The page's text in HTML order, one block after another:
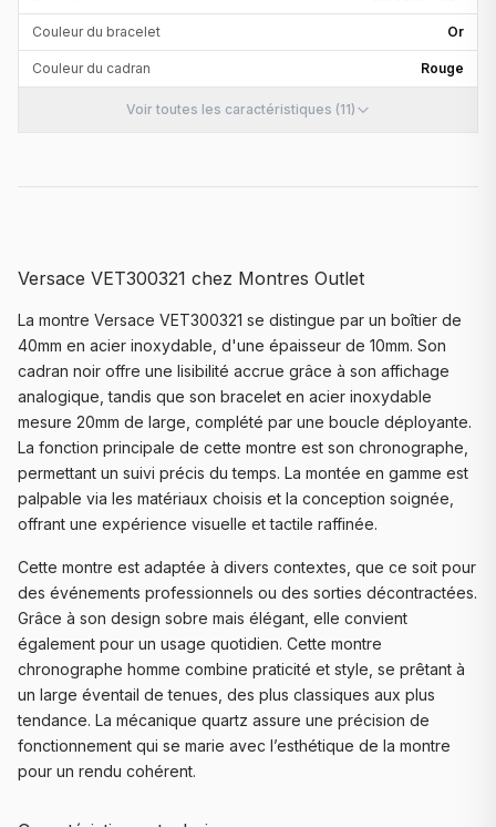
Couleur du bracelet Or
Couleur du cadran Rouge
Voir toutes les caractéristiques (11)
Versace VET300321 chez Montres Outlet
La montre Versace VET300321 se distingue par un boîtier de
40mm en acier inoxydable, d'une épaisseur de 10mm. Son
cadran noir offre une lisibilité accrue grâce à son affichage
analogique, tandis que son bracelet en acier inoxydable
mesure 20mm de large, complété par une boucle déployante.
La fonction principale de cette montre est son chronographe,
permettant un suivi précis du temps. La montée en gamme est
palpable via les matériaux choisis et la conception soignée,
offrant une expérience visuelle et tactile raffinée.
Cette montre est adaptée à divers contextes, que ce soit pour
des événements professionnels ou des sorties décontractées.
Grâce à son design sobre mais élégant, elle convient
également pour un usage quotidien. Cette montre
chronographe homme combine praticité et style, se prêtant à
un large éventail de tenues, des plus classiques aux plus
tendance. La mécanique quartz assure une précision de
fonctionnement qui se marie avec l’esthétique de la montre
pour un rendu cohérent.